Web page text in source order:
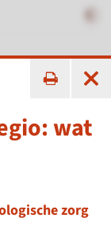
wat
zorg